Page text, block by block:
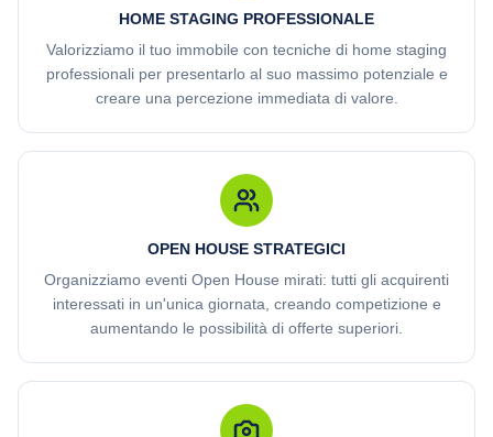
HOME STAGING PROFESSIONALE
Valorizziamo il tuo immobile con tecniche di home staging
professionali per presentarlo al suo massimo potenziale e
creare una percezione immediata di valore.
OPEN HOUSE STRATEGICI
Organizziamo eventi Open House mirati: tutti gli acquirenti
interessati in un'unica giornata, creando competizione e
aumentando le possibilità di offerte superiori.